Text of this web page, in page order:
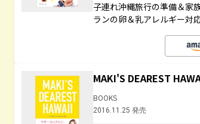
子連れ沖縄旅行の準備＆家
ランの卵＆乳アレルギー対
MAKI'S DEAREST
BOOKS
2016.11.25 発売